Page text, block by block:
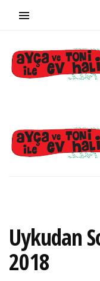
Uykudan
2018